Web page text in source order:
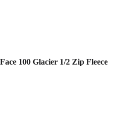
100 Glacier 1/2 Zip Fleece